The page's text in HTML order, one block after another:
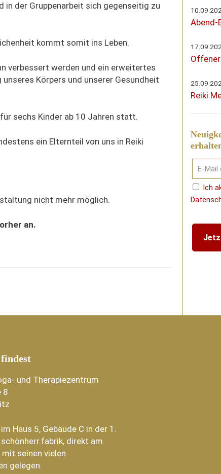
in der Gruppenarbeit sich gegenseitig zu
kommt somit ins Leben.
verbessert werden und ein erweitertes
Körpers und unserer Gesundheit
sechs Kinder ab 10 Jahren statt.
ein Elternteil von uns in Reiki
nicht mehr möglich.
an.
Abend-
Reiki
Ich
und Therapiezentrum
8
Haus 5, Gebäude C in der 1.
direkt am
seinen vielen
gelegen.